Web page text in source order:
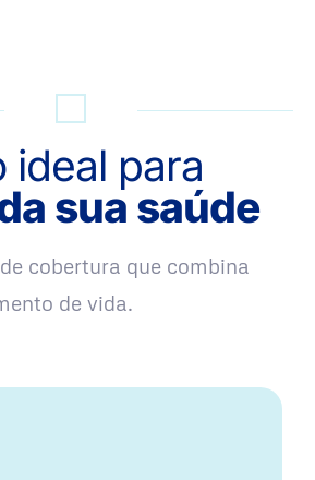
ideal para
sua saúde
cobertura que combina
de vida.